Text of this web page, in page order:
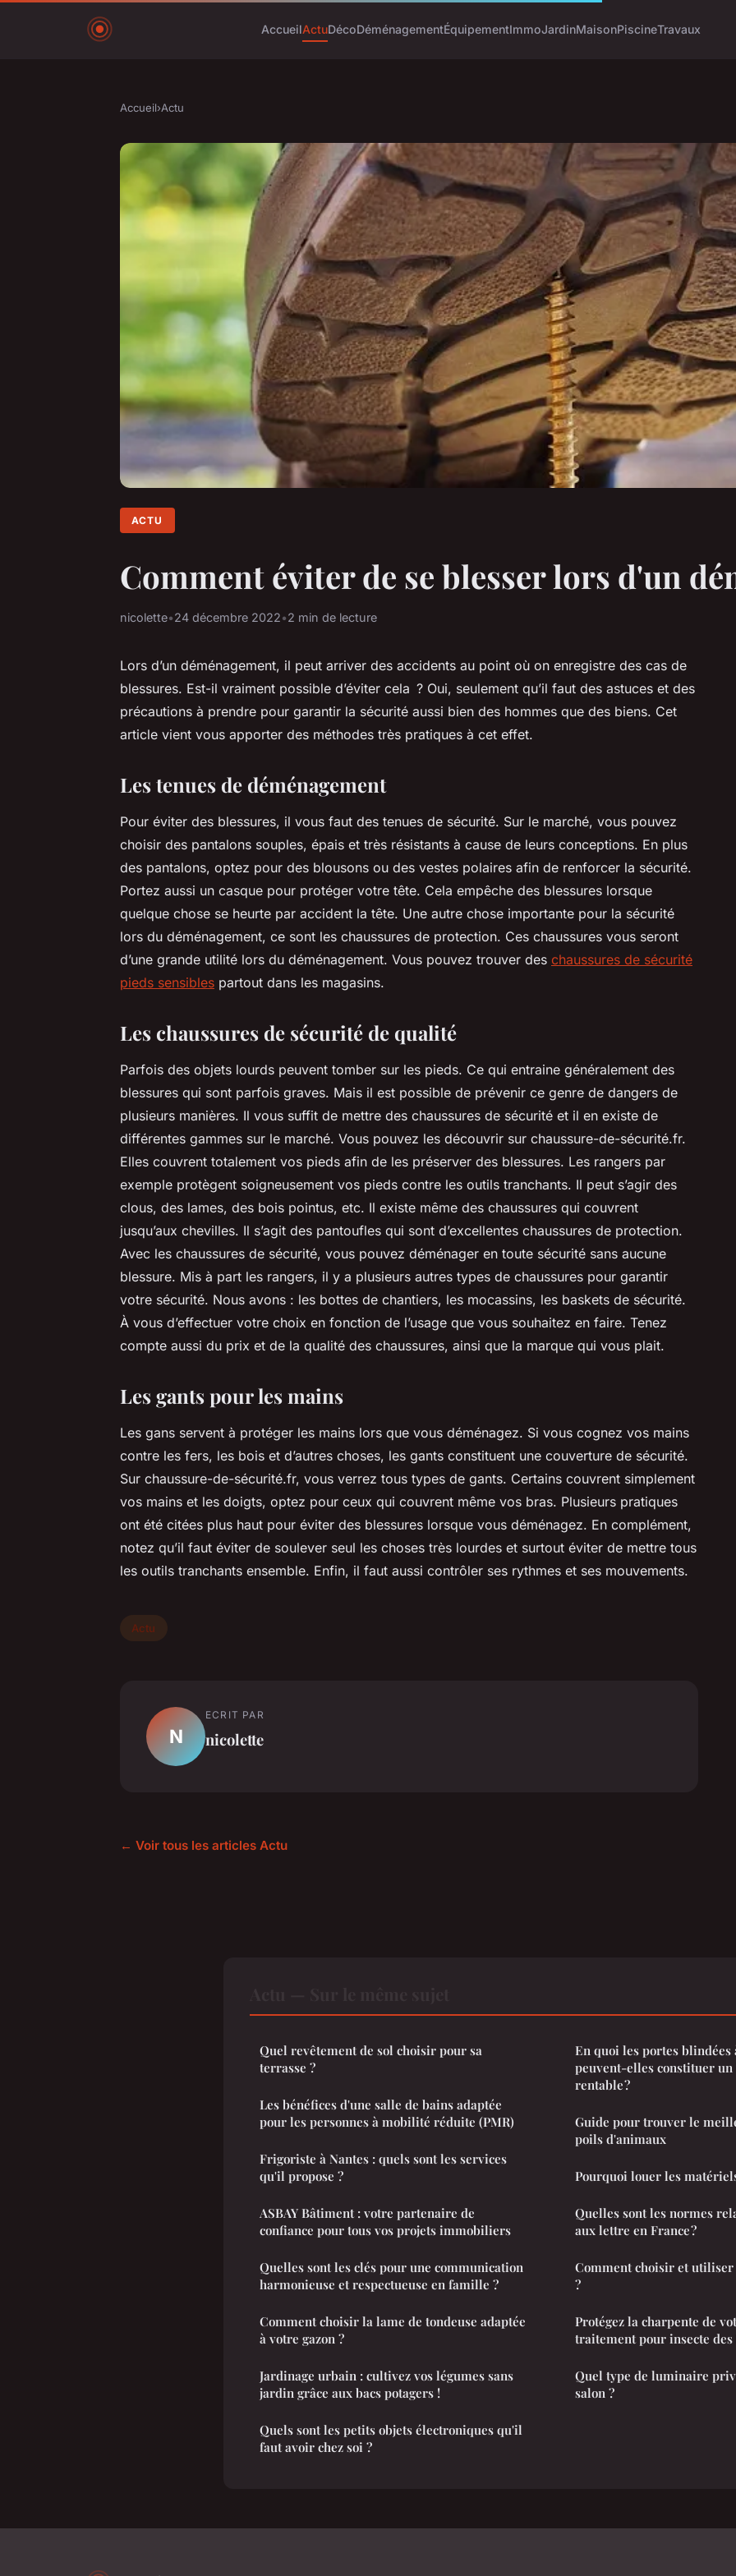
AccueilActuDécoDéménagementÉquipementImmoJardinMaisonPiscineTravaux
Accueil›Actu
ACTU
Comment éviter de se blesser lors d'un
nicolette•24 décembre 2022•2 min de lecture
Lors d’un déménagement, il peut arriver des accidents au point où on enregistre des cas de
blessures. Est-il vraiment possible d’éviter cela ? Oui, seulement qu’il faut des astuces et des
précautions à prendre pour garantir la sécurité aussi bien des hommes que des biens. Cet
article vient vous apporter des méthodes très pratiques à cet effet.
Les tenues de déménagement
Pour éviter des blessures, il vous faut des tenues de sécurité. Sur le marché, vous pouvez
choisir des pantalons souples, épais et très résistants à cause de leurs conceptions. En plus
des pantalons, optez pour des blousons ou des vestes polaires afin de renforcer la sécurité.
Portez aussi un casque pour protéger votre tête. Cela empêche des blessures lorsque
quelque chose se heurte par accident la tête. Une autre chose importante pour la sécurité
lors du déménagement, ce sont les chaussures de protection. Ces chaussures vous seront
d’une grande utilité lors du déménagement. Vous pouvez trouver des chaussures de sécurité
pieds sensibles partout dans les magasins.
Les chaussures de sécurité de qualité
Parfois des objets lourds peuvent tomber sur les pieds. Ce qui entraine généralement des
blessures qui sont parfois graves. Mais il est possible de prévenir ce genre de dangers de
plusieurs manières. Il vous suffit de mettre des chaussures de sécurité et il en existe de
différentes gammes sur le marché. Vous pouvez les découvrir sur chaussure-de-sécurité.fr.
Elles couvrent totalement vos pieds afin de les préserver des blessures. Les rangers par
exemple protègent soigneusement vos pieds contre les outils tranchants. Il peut s’agir des
clous, des lames, des bois pointus, etc. Il existe même des chaussures qui couvrent
jusqu’aux chevilles. Il s’agit des pantoufles qui sont d’excellentes chaussures de protection.
Avec les chaussures de sécurité, vous pouvez déménager en toute sécurité sans aucune
blessure. Mis à part les rangers, il y a plusieurs autres types de chaussures pour garantir
votre sécurité. Nous avons : les bottes de chantiers, les mocassins, les baskets de sécurité.
À vous d’effectuer votre choix en fonction de l’usage que vous souhaitez en faire. Tenez
compte aussi du prix et de la qualité des chaussures, ainsi que la marque qui vous plait.
Les gants pour les mains
Les gans servent à protéger les mains lors que vous déménagez. Si vous cognez vos mains
contre les fers, les bois et d’autres choses, les gants constituent une couverture de sécurité.
Sur chaussure-de-sécurité.fr, vous verrez tous types de gants. Certains couvrent simplement
vos mains et les doigts, optez pour ceux qui couvrent même vos bras. Plusieurs pratiques
ont été citées plus haut pour éviter des blessures lorsque vous déménagez. En complément,
notez qu’il faut éviter de soulever seul les choses très lourdes et surtout éviter de mettre tous
les outils tranchants ensemble. Enfin, il faut aussi contrôler ses rythmes et ses mouvements.
Actu
N
ECRIT PAR
nicolette
← Voir tous les articles Actu
Quel revêtement de sol choisir pour sa
terrasse ?
Les bénéfices d'une salle de bains adaptée
pour les personnes à mobilité réduite (PMR)
Frigoriste à Nantes : quels sont les services
qu'il propose ?
ASBAY Bâtiment : votre partenaire de
confiance pour tous vos projets immobiliers
Quelles sont les clés pour une communication
harmonieuse et respectueuse en famille ?
Comment choisir la lame de tondeuse adaptée
à votre gazon ?
Jardinage urbain : cultivez vos légumes sans
jardin grâce aux bacs potagers !
Quels sont les petits objets électroniques qu'il
faut avoir chez soi ?
En quoi les portes blindées
peuvent-elles constituer
rentable ?
Guide pour trouver le
poils d'animaux
Pourquoi louer les
Quelles sont les normes
aux lettre en France ?
Comment choisir et utiliser
?
Protégez la charpente de
traitement pour insecte des
Quel type de luminaire
salon ?